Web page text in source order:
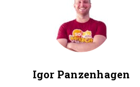
Igor Panzenhagen